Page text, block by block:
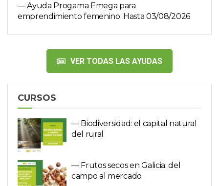
— Ayuda Progama Emega para
emprendimiento femenino. Hasta 03/08/2026
VER TODAS LAS AYUDAS
CURSOS
— Biodiversidad: el capital natural
del rural
— Frutos secos en Galicia: del
campo al mercado